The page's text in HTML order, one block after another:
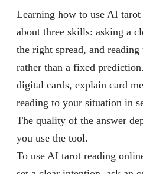
Learning how to use AI
about three skills: asking a
the right spread, and
rather than a fixed
digital cards, explain card
reading to your situation in
The quality of the answer
you use the tool.
To use AI tarot reading